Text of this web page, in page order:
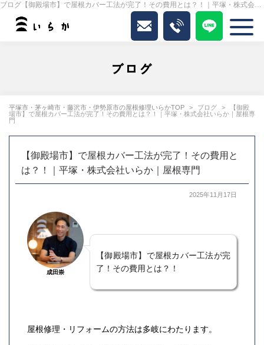
ブログ【御殿場市】で屋根カバー工法が完了！その費用とは？！｜平塚・株式会社いらか｜屋根専門｜いらか
ブログ
平塚市・茅ヶ崎市・藤沢市・伊勢原市の屋根修理いらかTOP ブログ
【御殿
場市】で屋根カバー工法が完了！その費用とは？！｜平塚・株式会社いらか｜屋根専
門
【御殿場市】で屋根カバー工法が完了！その費用と
は？！｜平塚・株式会社いらか｜屋根専門
2025年11月17日
成田崇
【御殿場市】で屋根カバー工法が完
了！その費用とは？！
屋根修理・リフォームの方法は多岐にわたります。